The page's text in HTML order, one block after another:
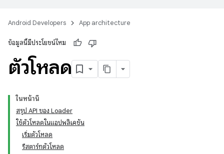
Android Developers App architecture
ข้อมูลนี้มีประโยชน์ไหม
ตัวโหลด
ในหน้านี้
สรุป API ของ Loader
ใช้ตัวโหลดในแอปพลิเคชัน
เริ่มตัวโหลด
รีสตาร์ทตัวโหลด